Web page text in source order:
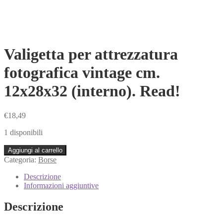
Valigetta per attrezzatura
fotografica vintage cm.
12x28x32 (interno). Read!
€18,49
1 disponibili
Valigetta
per
attrezzatura
fotografica
vintage
12x28x32
(interno).
Aggiungi al carrello
Categoria: Borse
Descrizione
Informazioni aggiuntive
Descrizione